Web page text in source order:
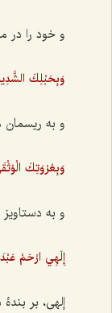
و خود را در
وَبِحَبْلِكَ
و به
وَبِعُرْوَتِكَ
و به
إِلَهِي ارْحَمْ
إلهی، بر